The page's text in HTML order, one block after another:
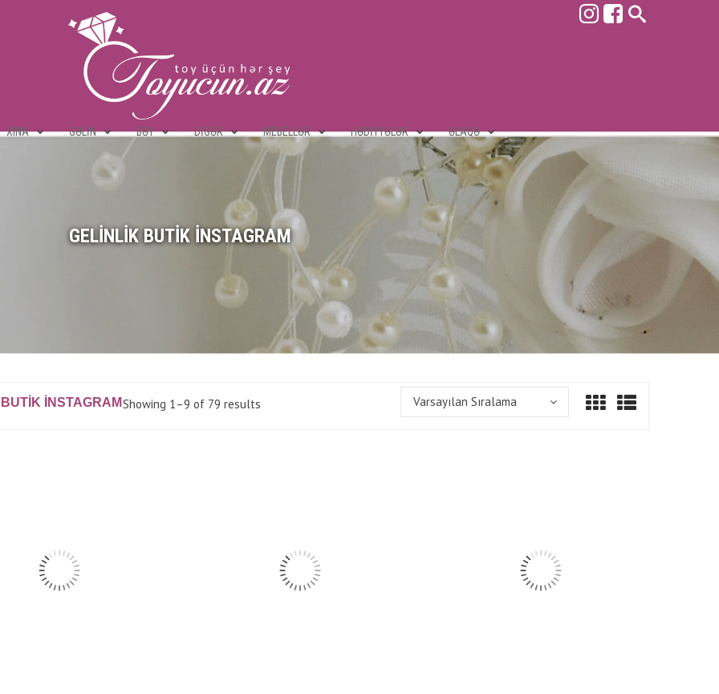
XINA GƏLIN BƏY DIGƏR MEBELLƏR HƏDIYYƏLƏR ƏLAQƏ
GELINLIK BUTIK INSTAGRAM
INSTAGRAMShowing 1–9 of 79 results Varsayılan Sıralama